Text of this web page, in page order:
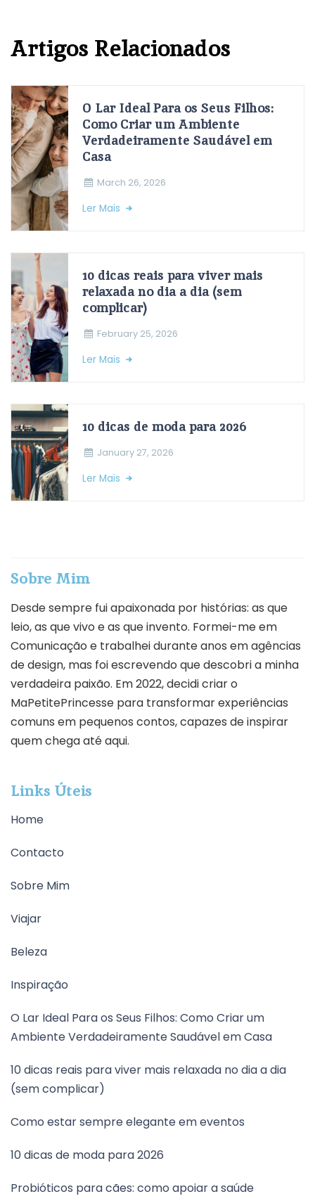
Artigos Relacionados
O Lar Ideal Para os Seus Filhos:
Como Criar um Ambiente
Verdadeiramente Saudável em
Casa
March 26, 2026
Ler Mais
10 dicas reais para viver mais
relaxada no dia a dia (sem
complicar)
February 25, 2026
Ler Mais
10 dicas de moda para 2026
January 27, 2026
Ler Mais
Sobre Mim
Desde sempre fui apaixonada por histórias: as que
leio, as que vivo e as que invento. Formei-me em
Comunicação e trabalhei durante anos em agências
de design, mas foi escrevendo que descobri a minha
verdadeira paixão. Em 2022, decidi criar o
MaPetitePrincesse para transformar experiências
comuns em pequenos contos, capazes de inspirar
quem chega até aqui.
Links Úteis
Home
Contacto
Sobre Mim
Viajar
Beleza
Inspiração
O Lar Ideal Para os Seus Filhos: Como Criar um
Ambiente Verdadeiramente Saudável em Casa
10 dicas reais para viver mais relaxada no dia a dia
(sem complicar)
Como estar sempre elegante em eventos
10 dicas de moda para 2026
Probióticos para cães: como apoiar a saúde